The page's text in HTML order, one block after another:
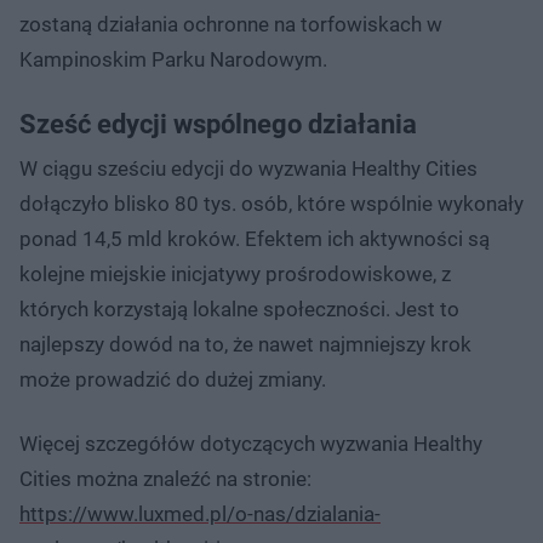
zostaną działania ochronne na torfowiskach w
Kampinoskim Parku Narodowym.
Sześć edycji wspólnego działania
W ciągu sześciu edycji do wyzwania Healthy Cities
dołączyło blisko 80 tys. osób, które wspólnie wykonały
ponad 14,5 mld kroków. Efektem ich aktywności są
kolejne miejskie inicjatywy prośrodowiskowe, z
których korzystają lokalne społeczności. Jest to
najlepszy dowód na to, że nawet najmniejszy krok
może prowadzić do dużej zmiany.
Więcej szczegółów dotyczących wyzwania Healthy
Cities można znaleźć na stronie:
https://www.luxmed.pl/o-nas/dzialania-